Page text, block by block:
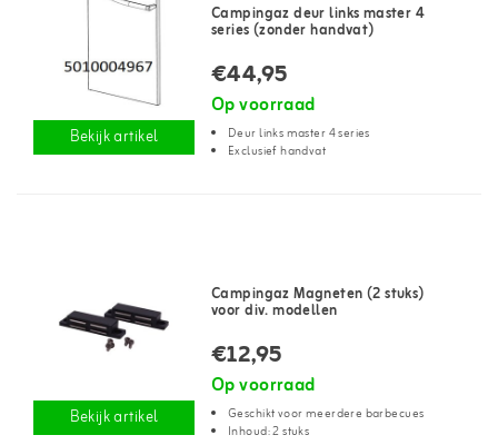
Bekijk artikel
Campingaz deur links master 4
series (zonder handvat)
€44,95
Op voorraad
Deur links master 4 series
Exclusief handvat
Bekijk artikel
Campingaz Magneten (2 stuks)
voor div. modellen
€12,95
Op voorraad
Geschikt voor meerdere barbecues
Inhoud: 2 stuks